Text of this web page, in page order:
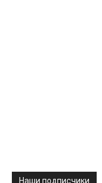
Наши подписчики